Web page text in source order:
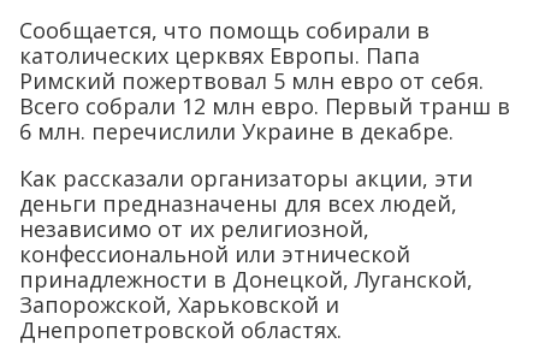
Сообщается, что помощь собирали в
католических церквях Европы. Папа
Римский пожертвовал 5 млн евро от себя.
Всего собрали 12 млн евро. Первый транш в
6 млн. перечислили Украине в декабре.
Как рассказали организаторы акции, эти
деньги предназначены для всех людей,
независимо от их религиозной,
конфессиональной или этнической
принадлежности в Донецкой, Луганской,
Запорожской, Харьковской и
Днепропетровской областях.